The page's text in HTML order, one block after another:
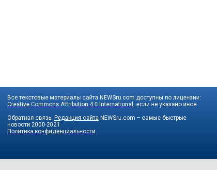
Все текстовые материалы сайта NEWSru.com доступны по лицензии:
Creative Commons Attribution 4.0 International , если не указано иное.
Обратная связь: Редакция сайта NEWSru.com – самые быстрые
новости 2000-2021
Политика конфиденциальности